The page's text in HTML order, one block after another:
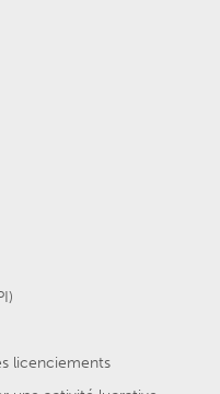
licenciements